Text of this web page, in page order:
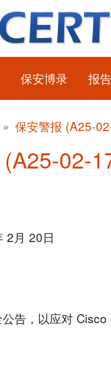
保安博录 报告
保安警报 (A25-
02-
2月 20日
告，以应对